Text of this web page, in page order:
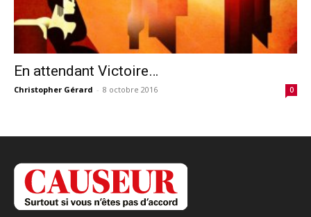
En attendant Victoire…
Christopher Gérard - 8 octobre 2016 0